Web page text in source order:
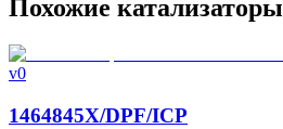
Похожие катализаторы
v0
1464845X/DPF/ICP